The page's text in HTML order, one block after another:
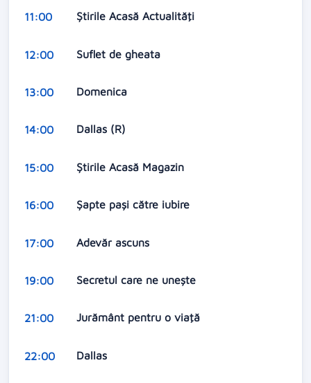
11:00 Ştirile Acasă Actualităţi
12:00 Suflet de gheata
13:00 Domenica
14:00 Dallas (R)
15:00 Ştirile Acasă Magazin
16:00 Șapte pași către iubire
17:00 Adevăr ascuns
19:00 Secretul care ne unește
21:00 Jurământ pentru o viaţă
22:00 Dallas